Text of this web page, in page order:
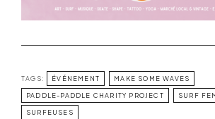
TAGS: ÉVÉNEMENT MAKE SOME WAVES
PADDLE-PADDLE CHARITY PROJECT SURF
SURFEUSES